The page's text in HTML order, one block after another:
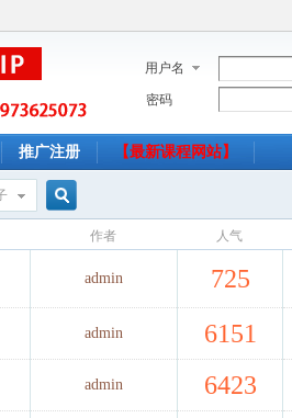
用户名
密码
推广注册 【最新课程网站】
作者 人气
admin 725
admin 6151
admin 6423